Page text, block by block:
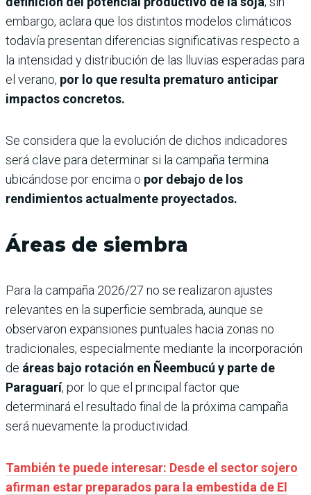
embargo, aclara que los distintos modelos climáticos
todavía presentan diferencias significativas respecto a
la intensidad y distribución de las lluvias esperadas para
el verano, por lo que resulta prematuro anticipar
impactos concretos.
Se considera que la evolución de dichos indicadores
será clave para determinar si la campaña termina
ubicándose por encima o por debajo de los
rendimientos actualmente proyectados.
Áreas de siembra
Para la campaña 2026/27 no se realizaron ajustes
relevantes en la superficie sembrada, aunque se
observaron expansiones puntuales hacia zonas no
tradicionales, especialmente mediante la incorporación
de áreas bajo rotación en Ñeembucú y parte de
Paraguarí, por lo que el principal factor que
determinará el resultado final de la próxima campaña
será nuevamente la productividad.
También te puede interesar: Desde el sector sojero
afirman estar preparados para la embestida de El